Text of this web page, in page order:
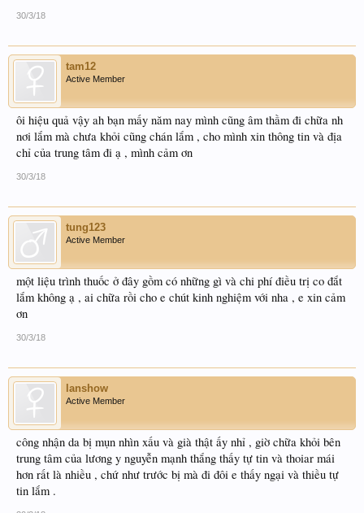
30/3/18
tam12
Active Member
ôi hiệu quả vậy ah bạn mấy năm nay mình cũng âm thầm đi chữa nh
nơi lắm mà chưa khỏi cũng chán lắm , cho mình xin thông tin và địa
chỉ của trung tâm đi ạ , mình cảm ơn
30/3/18
tung123
Active Member
một liệu trình thuốc ở đây gồm có những gì và chi phí điều trị co đắt
lắm không ạ , ai chữa rồi cho e chút kinh nghiệm với nha , e xin cảm
ơn
30/3/18
lanshow
Active Member
công nhận da bị mụn nhìn xấu và già thật ấy nhỉ , giờ chữa khỏi bên
trung tâm của lương y nguyễn mạnh thắng thấy tự tin và thoiar mái
hơn rất là nhiều , chứ như trước bị mà đi đôi e thấy ngại và thiều tự
tin lắm .